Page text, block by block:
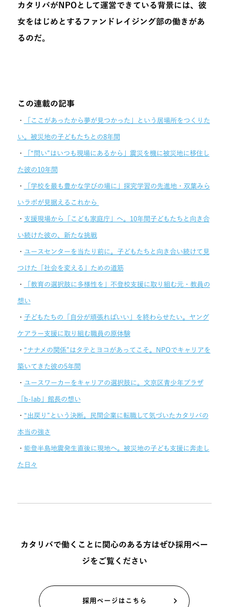
カタリバがNPOとして運営できている背景には、彼
女をはじめとするファンドレイジング部の働きがあ
るのだ。
この連載の記事
・ 「ここがあったから夢が見つかった」という居場所をつくりた
い。被災地の子どもたちとの8年間
・ 「“問い”はいつも現場にあるから」震災を機に被災地に移住し
た彼の10年間
・ 「学校を最も豊かな学びの場に」探究学習の先進地・双葉みら
いラボが見据えるこれから
・ 支援現場から「こども家庭庁」へ。10年間子どもたちと向き合
い続けた彼の、新たな挑戦
・ ユースセンターを当たり前に。子どもたちと向き合い続けて見
つけた「社会を変える」ための道筋
・ 「教育の選択肢に多様性を」不登校支援に取り組む元・教員の
想い
・ 子どもたちの「自分が頑張ればいい」を終わらせたい。ヤング
ケアラー支援に取り組む職員の原体験
・ “ナナメの関係”はタテとヨコがあってこそ。NPOでキャリアを
築いてきた彼の5年間
・ ユースワーカーをキャリアの選択肢に。文京区青少年プラザ
「b-lab」館長の想い
・ “出戻り”という決断。民間企業に転職して気づいたカタリバの
本当の強さ
・ 能登半島地震発生直後に現地へ。被災地の子ども支援に奔走し
た日々
カタリバで働くことに関心のある方はぜひ採用ペー
ジをご覧ください
採用ページはこちら